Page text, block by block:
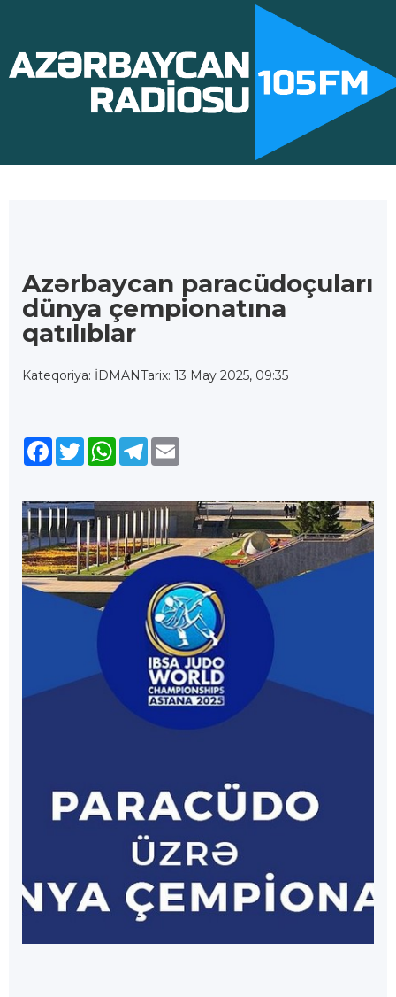
Azərbaycan paracüdoçuları
dünya çempionatına
qatılıblar
Kateqoriya: İDMANTarix: 13 May 2025, 09:35
Facebook
TwitterWhatsApp
Telegram